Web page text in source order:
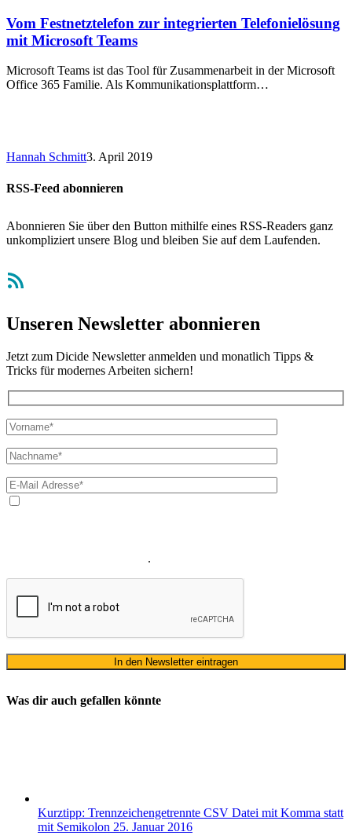
Vom Festnetztelefon zur integrierten Telefonielösung
mit Microsoft Teams
Microsoft Teams ist das Tool für Zusammenarbeit in der Microsoft
Office 365 Familie. Als Kommunikationsplattform…
Hannah Schmitt3. April 2019
RSS-Feed abonnieren
Abonnieren Sie über den Button mithilfe eines RSS-Readers ganz
unkompliziert unsere Blog und bleiben Sie auf dem Laufenden.
RSS-Feed
Unseren Newsletter abonnieren
Jetzt zum Dicide Newsletter anmelden und monatlich Tipps &
Tricks für modernes Arbeiten sichern!
.
Was dir auch gefallen könnte
Kurztipp: Trennzeichengetrennte CSV Datei mit Komma statt
mit Semikolon 25. Januar 2016